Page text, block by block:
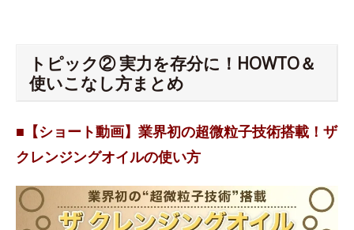
トピック② 実力を存分に！HOWTO＆
使いこなし方まとめ
■【ショート動画】業界初の超微粒子技術搭載！ザ
クレンジングオイルの使い方